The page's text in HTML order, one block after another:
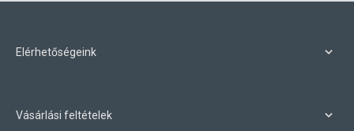
Elérhetőségeink
Vásárlási feltételek